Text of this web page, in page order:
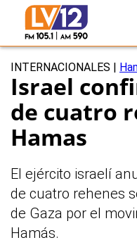
INTERNACIONALES
Israel
de cuatro
Hamas
El ejército israelí
de cuatro rehenes
de Gaza por el
Hamás.